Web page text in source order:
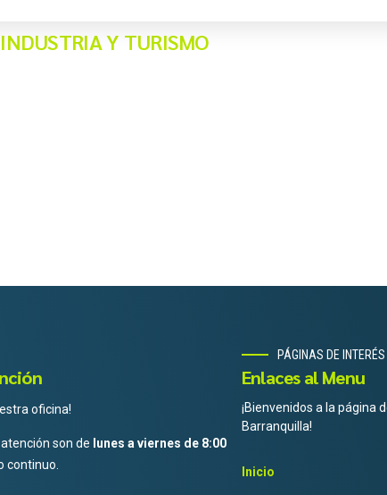
Y TURISMO
oficina!
son de lunes a viernes de 8:00
continuo.
PÁGINAS DE INTERÉS
Enlaces al Menu
¡Bienvenidos a la página
Barranquilla!
Inicio